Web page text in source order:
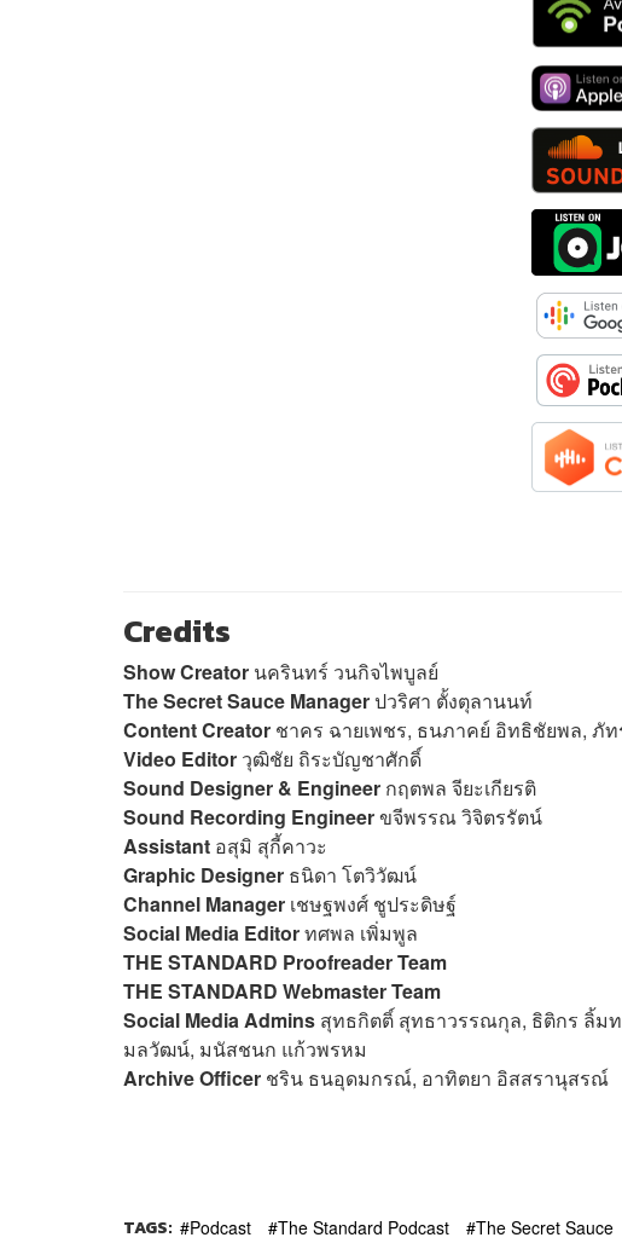
Credits
Show Creator นครินทร์ วนกิจไพบูลย์
The Secret Sauce Managerปวริศา ตั้งตุลานนท์
Content Creator ชาคร ฉายเพชร, ธนภาคย์ อิทธิชัยพล,
Video Editor วุฒิชัย ถิระบัญชาศักดิ์
Sound Designer & Engineer กฤตพล จียะเกียรติ
Sound Recording Engineerขจีพรรณ วิจิตรรัตน์
Assistant อสุมิ สุกี้คาวะ
Graphic Designer ธนิดา โตวิวัฒน์
Channel Manager เชษฐพงศ์ ชูประดิษฐ์
Social Media Editorทศพล เพิ่มพูล
THE STANDARD Proofreader Team
THE STANDARD Webmaster Team
Social Media Admins สุทธกิตติ์​ สุทธาวรรณกุล, ธิติกร ลิ้
มลวัฒน์, มนัสชนก แก้วพรหม
Archive Officer ชริน ธนอุดมกรณ์, อาทิตยา อิสสรานุสรณ์
TAGS: Podcast The Standard Podcast The Secret Sauce